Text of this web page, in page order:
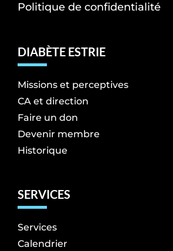
Politique de confidentialité
DIABÈTE ESTRIE
Missions et perceptives
CA et direction
Faire un don
Devenir membre
Historique
SERVICES
Services
Calendrier